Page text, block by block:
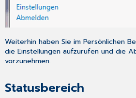
Weiterhin haben Sie imPersönlichen
dieEinstellungen aufzurufen und die
vorzunehmen.
Statusbereich